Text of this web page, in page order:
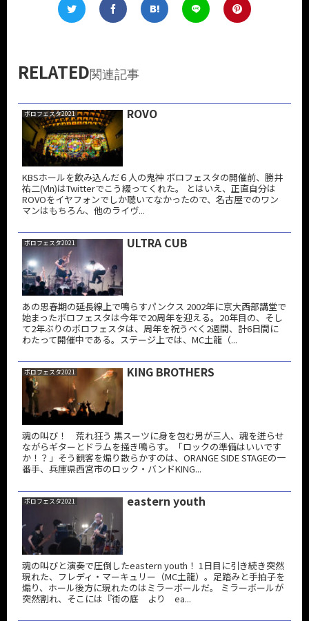
RELATED関連記事
ボロフェスタ2021 ROVO
KBSホールを飲み込んだ６人の鬼神 ボロフェスタの開催前、勝井
祐二(Vln)はTwitterでこう綴ってくれた。 とはいえ、正直自分は
ROVOをイヤフォンでしか聴いてなかったので、名古屋でのワン
マンはもちろん、他のライヴ...
ボロフェスタ2021 ULTRA CUB
あの思春期の延長線上で鳴らすパンクス 2002年に京大西部講堂で
始まったボロフェスタは今年で20周年を迎える。20年目の、そし
て2年ぶりのボロフェスタは、周年を祝うべく2週間、計6日間に
わたって開催中である。ステージ上では、MC土龍（...
ボロフェスタ2021 KING BROTHERS
魂の叫び！ 荒れ狂う 黒スーツに身を包む男が三人、魂を迸らせ
ながらギターとドラムを掻き鳴らす。「ロックの準備はいいです
か！？」そう観客を煽り散らかすのは、ORANGE SIDE STAGEの一
番手、兵庫県西宮市のロック・バンドKING...
ボロフェスタ2021 eastern youth
魂の叫びと演奏で圧倒したeastern youth！ 1日目に引き続き突然
現れた、フレディ・マーキュリー（MC土龍）。足踏みと手拍子を
煽り、ホール後方に現れたのはミラーボールだ。 ミラーボールが
突然割れ、そこには『街の底 より ea...